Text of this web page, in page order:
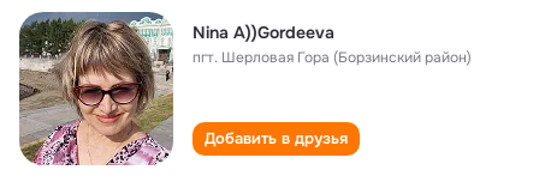
Nina A))Gordeeva
пгт. Шерловая Гора (Борзинский район)
Добавить в друзья